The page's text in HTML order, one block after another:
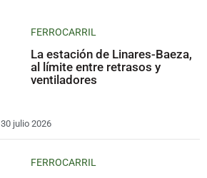
FERROCARRIL
La estación de Linares-Baeza,
al límite entre retrasos y
ventiladores
30 julio 2026
FERROCARRIL